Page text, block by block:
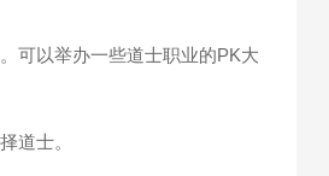
可以举办一些道士职业的PK大
道士。